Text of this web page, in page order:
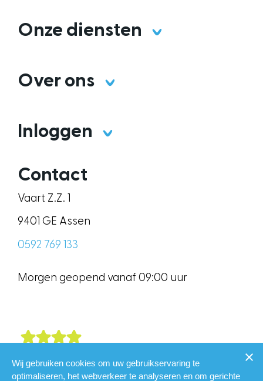
Onze diensten
Over ons
Inloggen
Contact
Vaart Z.Z. 1
9401 GE Assen
0592 769 133
Morgen geopend vanaf 09:00 uur
Onze klanten geven ons gemiddeld een
Wij gebruiken cookies om uw gebruikservaring te
optimaliseren, het webverkeer te analyseren en om gerichte